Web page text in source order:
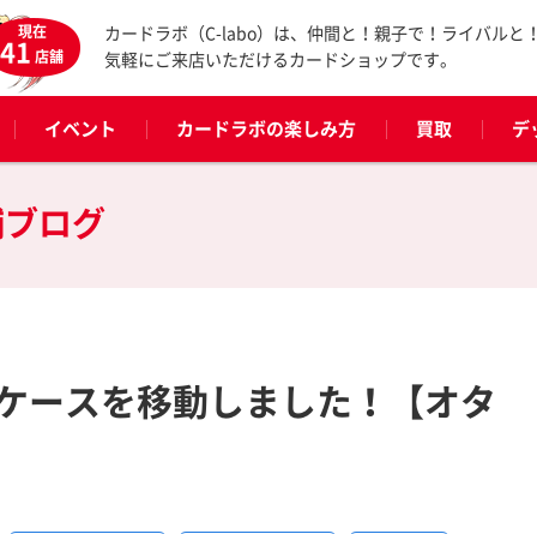
現在
41店舗
カードラボ（C-labo）は、仲間と！親子で！ライバルと
気軽にご来店いただけるカードショップです。
イベント カードラボの楽しみ方 買取 デ
ログ
ースを移動しました！【オタ